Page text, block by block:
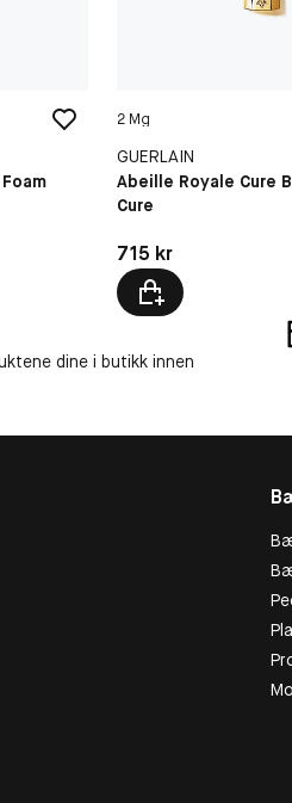
2 Mg
GUERLAIN
Abeille Royale Cure
Cure
Pris: 715 kr
715 kr
dine i butikk innen